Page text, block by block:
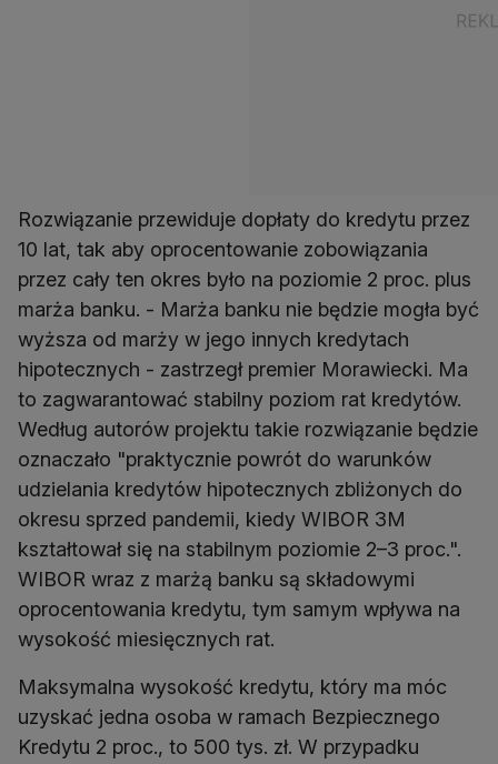
Rozwiązanie przewiduje dopłaty do kredytu przez
10 lat, tak aby oprocentowanie zobowiązania
przez cały ten okres było na poziomie 2 proc. plus
marża banku. - Marża banku nie będzie mogła być
wyższa od marży w jego innych kredytach
hipotecznych - zastrzegł premier Morawiecki. Ma
to zagwarantować stabilny poziom rat kredytów.
Według autorów projektu takie rozwiązanie będzie
oznaczało "praktycznie powrót do warunków
udzielania kredytów hipotecznych zbliżonych do
okresu sprzed pandemii, kiedy WIBOR 3M
kształtował się na stabilnym poziomie 2–3 proc.".
WIBOR wraz z marżą banku są składowymi
oprocentowania kredytu, tym samym wpływa na
wysokość miesięcznych rat.
Maksymalna wysokość kredytu, który ma móc
uzyskać jedna osoba w ramach Bezpiecznego
Kredytu 2 proc., to 500 tys. zł. W przypadku